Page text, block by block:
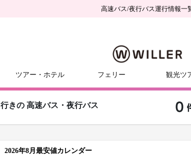
高速バス/夜行バス運行情報一
ツアー・ホテル フェリー 観光ツ
行きの 高速バス・夜行バス
2026年8月最安値カレンダー